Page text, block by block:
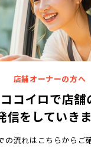
店舗オーナーの方へ
ココイロで店舗
信をしていき
の流れはこちらからご